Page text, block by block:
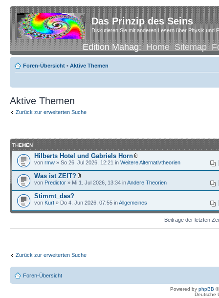
Das Prinzip des Seins
Diskutieren Sie mit anderen Lesern über Physik und
Edition Mahag:Home Sitemap
Foren-Übersicht • Aktive Themen
Aktive Themen
Zurück zur erweiterten Suche
THEMEN
Hilberts Hotel und Gabriels Horn
von rmw » So 26. Jul 2026, 12:21 in Weitere Alternativtheorien
Was ist ZEIT?
von Predictor » Mi 1. Jul 2026, 13:34 inAndere Theorien
Stimmt_das?
von Kurt » Do 4. Jun 2026, 07:55 inAllgemeines
Beiträge der letzten
Zurück zur erweiterten Suche
Foren-Übersicht
Powered by phpBB
Deutsche